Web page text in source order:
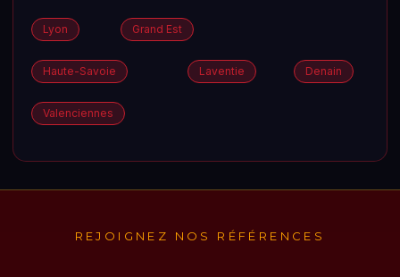
Lyon Grand Est
Haute-Savoie Laventie Denain
Valenciennes
REJOIGNEZ NOS RÉFÉRENCES